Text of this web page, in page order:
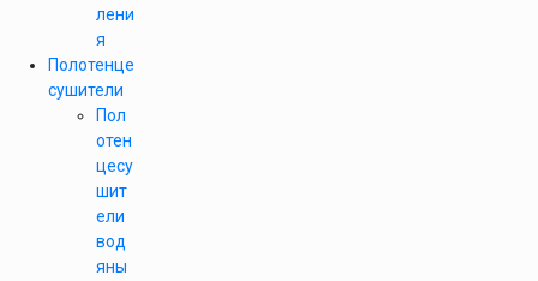
лени
я
Полотенце
сушители
Пол
отен
цесу
шит
ели
вод
яны